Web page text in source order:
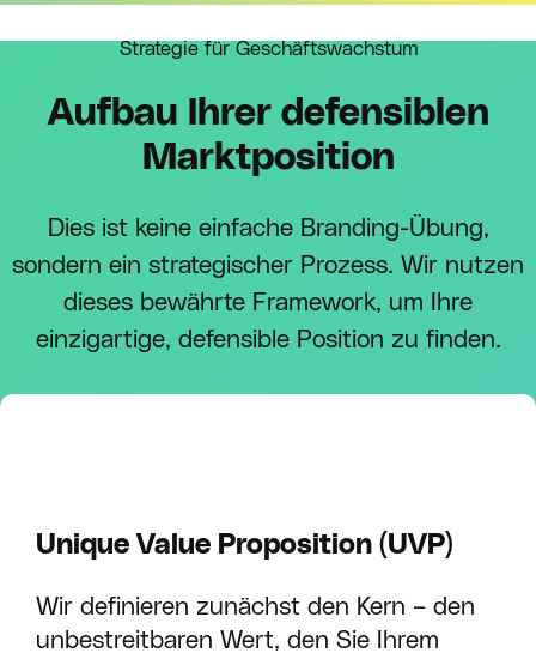
Strategie für Geschäftswachstum
Aufbau Ihrer defensiblen
Marktposition
Dies ist keine einfache Branding-Übung,
sondern ein strategischer Prozess. Wir nutzen
dieses bewährte Framework, um Ihre
einzigartige, defensible Position zu finden.
Unique Value Proposition (UVP)
Wir definieren zunächst den Kern – den
unbestreitbaren Wert, den Sie Ihrem